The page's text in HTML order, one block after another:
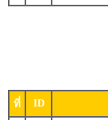
ที่ ID